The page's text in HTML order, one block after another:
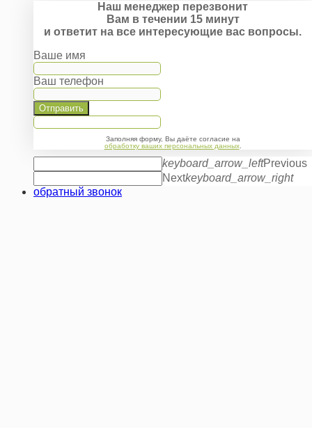
Наш менеджер перезвонит
Вам в течении 15 минут
и ответит на все интересующие вас вопросы.
Ваше имя
Ваш телефон
Отправить
Заполняя форму, Вы даёте согласие на
обработку ваших персональных данных.
keyboard_arrow_leftPrevious
Nextkeyboard_arrow_right
обратный звонок